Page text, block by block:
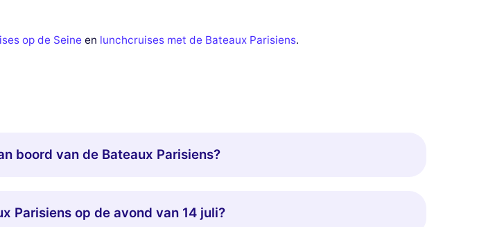
op de Seine en lunchcruises met de Bateaux Parisiens.
boord van de Bateaux Parisiens?
Parisiens op de avond van 14 juli?